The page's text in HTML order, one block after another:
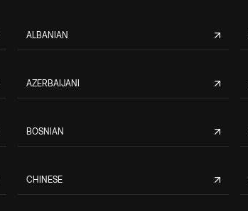
ALBANIAN
AZERBAIJANI
BOSNIAN
CHINESE